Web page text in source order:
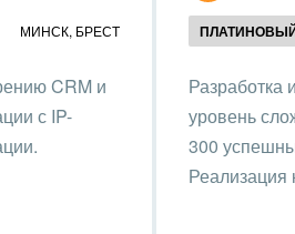
услуги, ЖКХ
МИНСК, БРЕСТ
CRM и
с IP-
Разработка
уровень
300
Реализация